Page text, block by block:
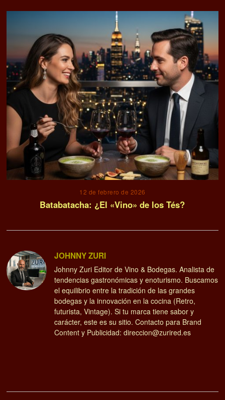
12 de febrero de 2026
Batabatacha: ¿El «Vino» de los Tés?
JOHNNY ZURI
Johnny Zuri Editor de Vino & Bodegas. Analista de
tendencias gastronómicas y enoturismo. Buscamos
el equilibrio entre la tradición de las grandes
bodegas y la innovación en la cocina (Retro,
futurista, Vintage). Si tu marca tiene sabor y
carácter, este es su sitio. Contacto para Brand
Content y Publicidad: direccion@zurired.es